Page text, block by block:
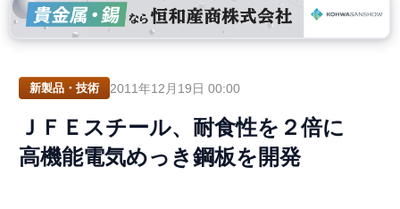
新製品・技術 2011年12月19日 00:00
ＪＦＥスチール、耐食性を２倍に
高機能電気めっき鋼板を開発